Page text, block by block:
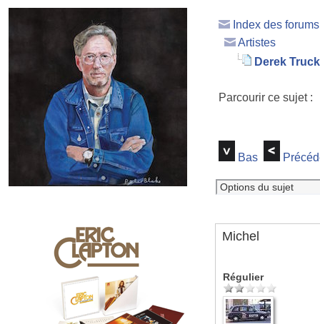
Index des
Artistes
Derek
Parcourir ce sujet
Bas
Michel
Régulier